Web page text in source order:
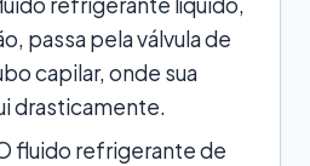
passa pela válvula de
capilar, onde sua
drasticamente.
fluido refrigerante de